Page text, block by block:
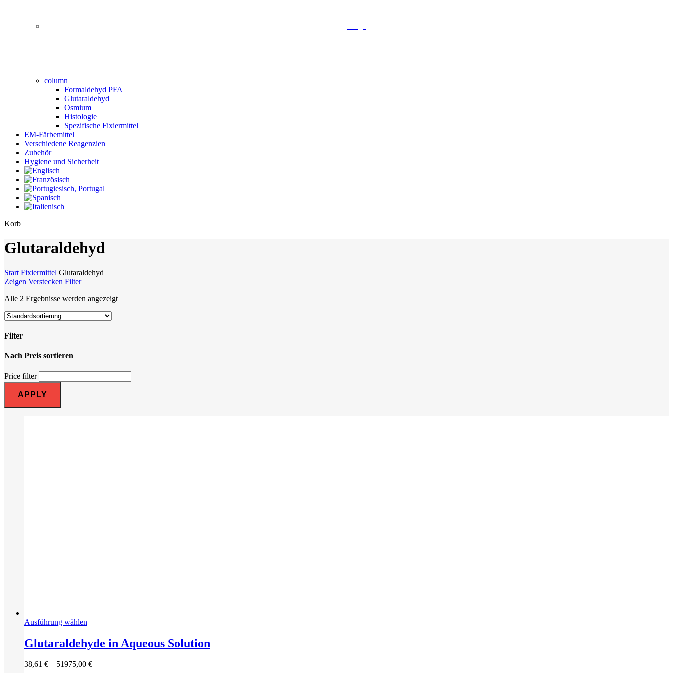
column
Formaldehyd PFA
Glutaraldehyd
Osmium
Histologie
Spezifische Fixiermittel
EM-Färbemittel
Verschiedene Reagenzien
Zubehör
Hygiene und Sicherheit
KorbClose
Glutaraldehyd
Start Fixiermittel Glutaraldehyd
Zeigen Verstecken Filter
Alle 2 Ergebnisse werden angezeigt
Filter
Close
Nach Preis sortieren
Price filter
APPLY
Ausführung wählen
weist
mehrere
auf.
Glutaraldehyde in Aqueous Solution
38,61 € – 51975,00 €Preisspanne: